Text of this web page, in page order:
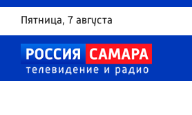
Пятница, 7 августа